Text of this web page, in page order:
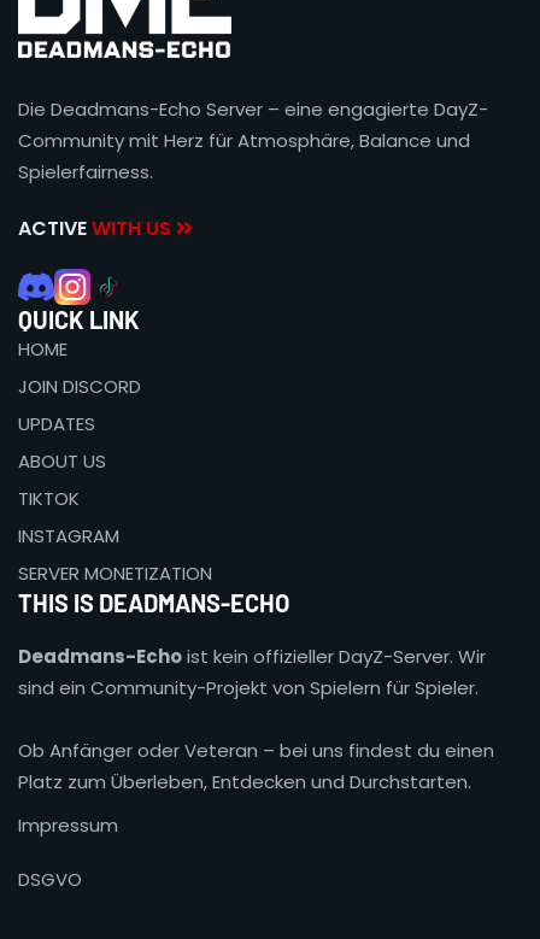
Die Deadmans-Echo Server – eine engagierte DayZ-
Community mit Herz für Atmosphäre, Balance und
Spielerfairness.
ACTIVEWITH US
QUICK LINK
HOME
JOIN DISCORD
UPDATES
ABOUT US
TIKTOK
INSTAGRAM
SERVER MONETIZATION
THIS IS DEADMANS-ECHO
Deadmans-Echoist kein offizieller DayZ-Server. Wir
sind ein Community-Projekt von Spielern für Spieler.
Ob Anfänger oder Veteran – bei uns findest du einen
Platz zum Überleben, Entdecken und Durchstarten.
Impressum
DSGVO